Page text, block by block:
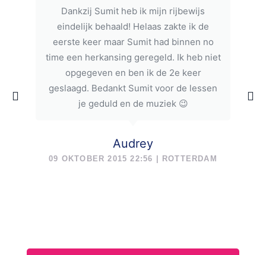
Dankzij Sumit heb ik mijn rijbewijs
eindelijk behaald! Helaas zakte ik de
eerste keer maar Sumit had binnen no
time een herkansing geregeld. Ik heb niet
opgegeven en ben ik de 2e keer
geslaagd. Bedankt Sumit voor de lessen
je geduld en de muziek 😉
Audrey
09 OKTOBER 2015 22:56 | ROTTERDAM